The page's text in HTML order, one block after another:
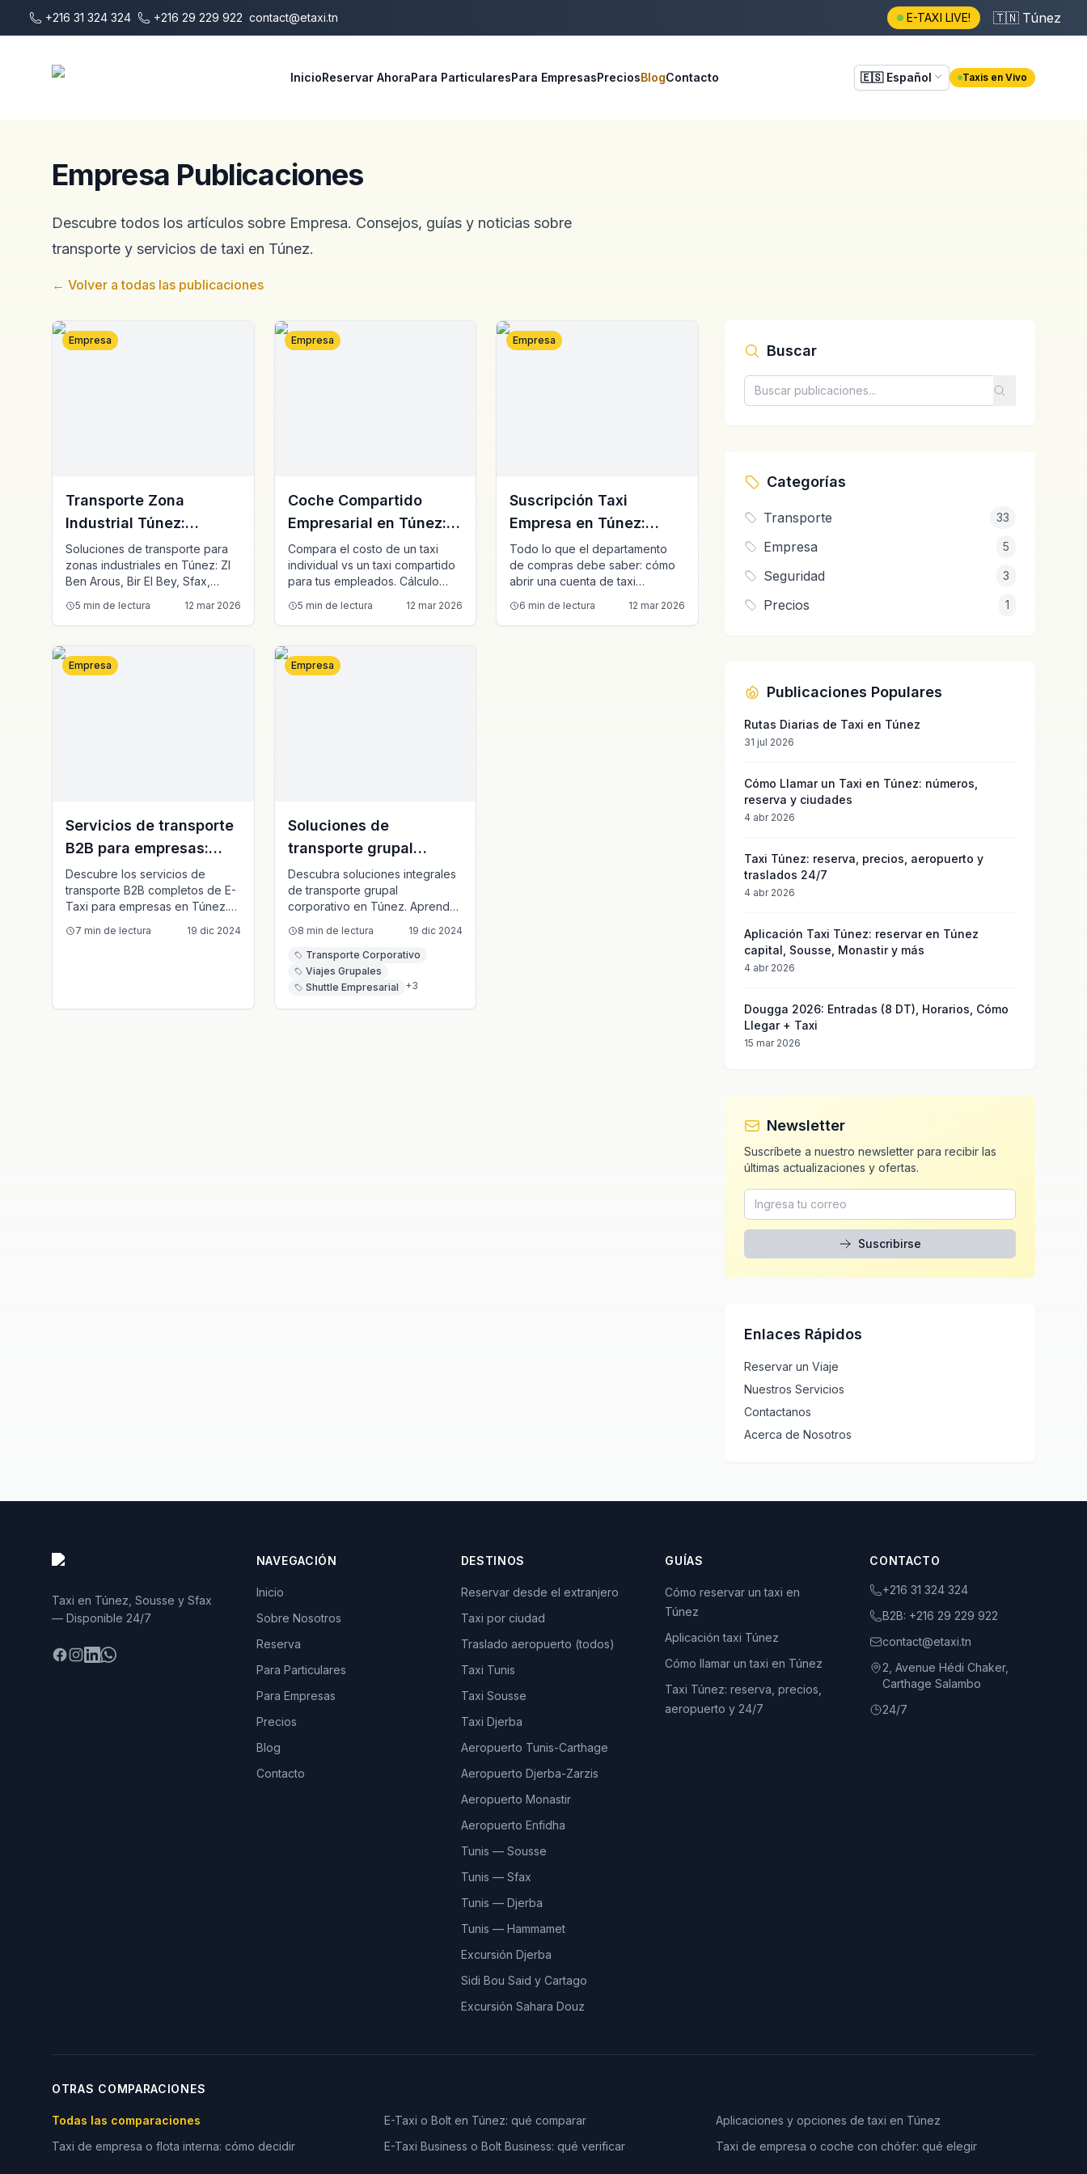
Saltar al contenido principal
+216 31 324 324 +216 29 229 922 contact@etaxi.tn E-TAXI LIVE! 🇹🇳 Túnez
InicioReservar AhoraPara ParticularesPara EmpresasPreciosBlogContacto 🇪🇸 Español Taxis en Vivo
Empresa Publicaciones
Descubre todos los artículos sobre Empresa. Consejos, guías y noticias sobre
transporte y servicios de taxi en Túnez.
← Volver a todas las publicaciones
Empresa
Transporte Zona
Industrial Túnez:
Transporte de
Trabajadores y
Empleados
Soluciones de transporte para
zonas industriales en Túnez: ZI
Ben Arous, Bir El Bey, Sfax,
turnos nocturnos, flota adaptada
de 8 a 35 plazas.
5 min de lectura 12 mar 2026
Empresa
Coche Compartido
Empresarial en Túnez:
Reduce Tus Costos de
Transporte en un 40%
Compara el costo de un taxi
individual vs un taxi compartido
para tus empleados. Cálculo
→ Zona Industrial Ben Arous con
8 colaboradores y ahorros
5 min de lectura 12 mar 2026
Empresa
Suscripción Taxi
Empresa en Túnez:
Facturación, Contrato y
Cuenta Pro
Todo lo que el departamento
de compras debe saber: cómo
abrir una cuenta de taxi
formatos de factura, el
tratamiento del IVA y cómo
6 min de lectura 12 mar 2026
Empresa
Servicios de transporte
B2B para empresas:
Soluciones completas
de transporte de
empleados
Descubre los servicios de
transporte B2B completos de E-
Taxi para empresas en Túnez.
empleados con optimización de
7 min de lectura 19 dic 2024
Empresa
Soluciones de
transporte grupal
corporativo en Túnez:
Guía completa
Descubra soluciones integrales
de transporte grupal
corporativo en Túnez. Aprenda
para empleados, transporte de
eventos y opciones de viaje
grupal rentables para empresas
de todos los tamaños.
8 min de lectura
19 dic 2024
Transporte Corporativo
Viajes Grupales
Shuttle Empresarial
+3
Buscar
Categorías
Transporte 33
Empresa 5
Seguridad 3
Precios 1
Publicaciones Populares
Rutas Diarias de Taxi en Túnez
31 jul 2026
Cómo Llamar un Taxi en Túnez: números,
reserva y ciudades
4 abr 2026
Taxi Túnez: reserva, precios, aeropuerto y
traslados 24/7
4 abr 2026
Aplicación Taxi Túnez: reservar en Túnez
capital, Sousse, Monastir y más
4 abr 2026
Dougga 2026: Entradas (8 DT), Horarios, Cómo
Llegar + Taxi
15 mar 2026
Newsletter
Suscríbete a nuestro newsletter para recibir las
últimas actualizaciones y ofertas.
Suscribirse
Enlaces Rápidos
Reservar un Viaje
Nuestros Servicios
Contactanos
Acerca de Nosotros
Taxi en Túnez, Sousse y Sfax
— Disponible 24/7
Facebook
Instagram
LinkedIn
WhatsApp
NAVEGACIÓN
Inicio
Sobre Nosotros
Reserva
Para Particulares
Para Empresas
Precios
Blog
Contacto
DESTINOS
Reservar desde el extranjero
Taxi por ciudad
Traslado aeropuerto (todos)
Taxi Tunis
Taxi Sousse
Taxi Djerba
Aeropuerto Tunis-Carthage
Aeropuerto Djerba-Zarzis
Aeropuerto Monastir
Aeropuerto Enfidha
Tunis — Sousse
Tunis — Sfax
Tunis — Djerba
Tunis — Hammamet
Excursión Djerba
Sidi Bou Said y Cartago
Excursión Sahara Douz
GUÍAS
Cómo reservar un taxi en
Túnez
Aplicación taxi Túnez
Cómo llamar un taxi en Túnez
Taxi Túnez: reserva, precios,
aeropuerto y 24/7
CONTACTO
+216 31 324 324
B2B: +216 29 229 922
contact@etaxi.tn
2, Avenue Hédi Chaker,
Carthage Salambo
24/7
OTRAS COMPARACIONES
Todas las comparaciones E-Taxi o Bolt en Túnez: qué comparar
Aplicaciones y opciones de taxi en Túnez
Taxi de empresa o flota interna: cómo decidir
E-Taxi Business o Bolt Business: qué verificar Taxi de empresa o coche con chófer: qué elegir